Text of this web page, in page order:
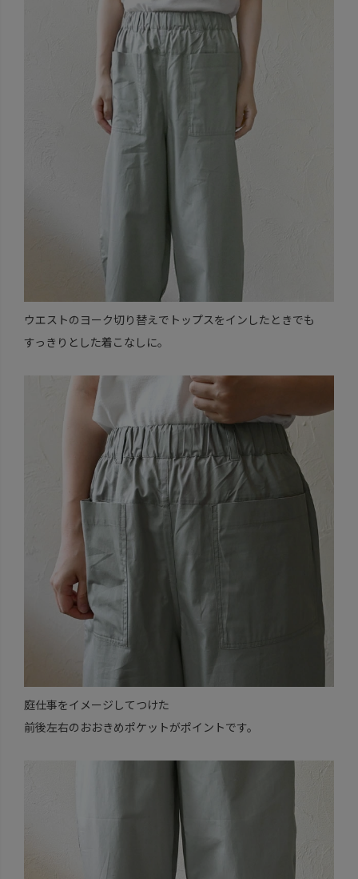
ウエストのヨーク切り替えでトップスをインしたときでも
すっきりとした着こなしに。
庭仕事をイメージしてつけた
前後左右のおおきめポケットがポイントです。